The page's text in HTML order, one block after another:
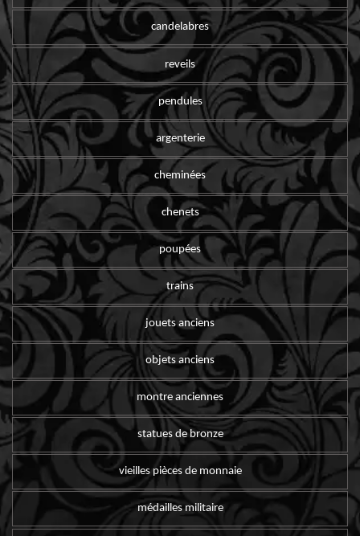
candelabres
reveils
pendules
argenterie
cheminées
chenets
poupées
trains
jouets anciens
objets anciens
montre anciennes
statues de bronze
vieilles pièces de monnaie
médailles militaire